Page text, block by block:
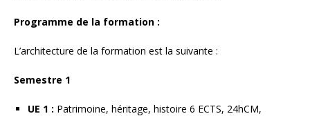
Programme de la formation :
L’architecture de la formation est la suivante :
Semestre 1
UE 1 : Patrimoine, héritage, histoire 6 ECTS, 24hCM,